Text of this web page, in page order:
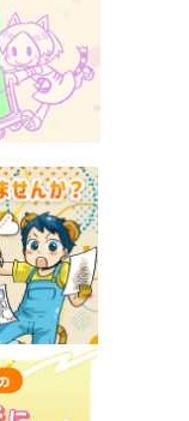
作品詳細